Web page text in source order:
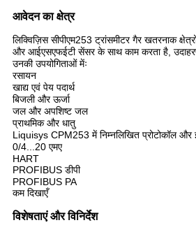
आवेदन का क्षेत्र
लिक्विज़िस सीपीएम253 ट्रांसमीटर गैर खतरनाक
और आईएसएफईटी सेंसर के साथ काम करता है,
उनकी उपयोगिताओं मेंः
रसायन
खाद्य एवं पेय पदार्थ
बिजली और ऊर्जा
जल और अपशिष्ट जल
प्राथमिक और धातु
Liquisys CPM253 में निम्नलिखित प्रोटोकॉल
0/4...20 एमए
HART
PROFIBUS डीपी
PROFIBUS PA
कम दिखाएँ
विशेषताएं और विनिर्देश